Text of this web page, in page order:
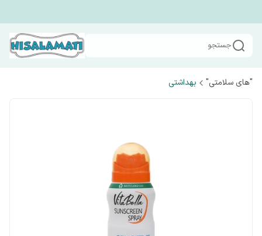
جستجو
"های سلامتی" بهداشتی